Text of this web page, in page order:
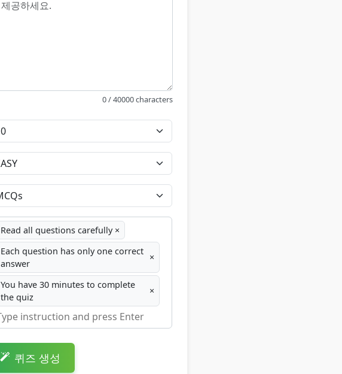
0 / 40000 characters
Read all questions carefully ×
Each question has only one correct
answer
×
You have 30 minutes to complete
the quiz
×
퀴즈 생성